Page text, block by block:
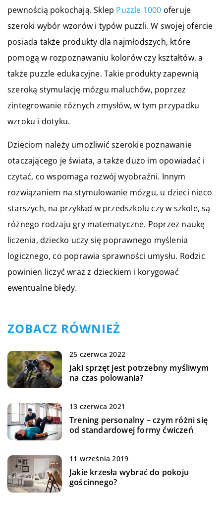
pewnością pokochają. Sklep Puzzle 1000 oferuje
szeroki wybór wzorów i typów puzzli. W swojej ofercie
posiada także produkty dla najmłodszych, które
pomogą w rozpoznawaniu kolorów czy kształtów, a
także puzzle edukacyjne. Takie produkty zapewnią
szeroką stymulację mózgu maluchów, poprzez
zintegrowanie różnych zmysłów, w tym przypadku
wzroku i dotyku.
Dzieciom należy umożliwić szerokie poznawanie
otaczającego je świata, a także dużo im opowiadać i
czytać, co wspomaga rozwój wyobraźni. Innym
rozwiązaniem na stymulowanie mózgu, u dzieci nieco
starszych, na przykład w przedszkolu czy w szkole, są
różnego rodzaju gry matematyczne. Poprzez naukę
liczenia, dziecko uczy się poprawnego myślenia
logicznego, co poprawia sprawności umysłu. Rodzic
powinien liczyć wraz z dzieckiem i korygować
ewentualne błędy.
ZOBACZ RÓWNIEŻ
25 czerwca 2022
Jaki sprzęt jest potrzebny myśliwym
na czas polowania?
13 czerwca 2021
Trening personalny – czym różni się
od standardowej formy ćwiczeń
11 września 2019
Jakie krzesła wybrać do pokoju
gościnnego?